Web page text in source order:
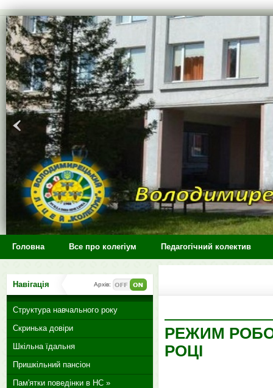
>
Головна Все про колегіум Педагогічний колектив
РЕЖИМ
РОЦІ
Навігація Архів:
Структура навчального року
Скринька довіри
Шкільна їдальня
Пришкільний пансіон
Пам'ятки поведінки в НС »